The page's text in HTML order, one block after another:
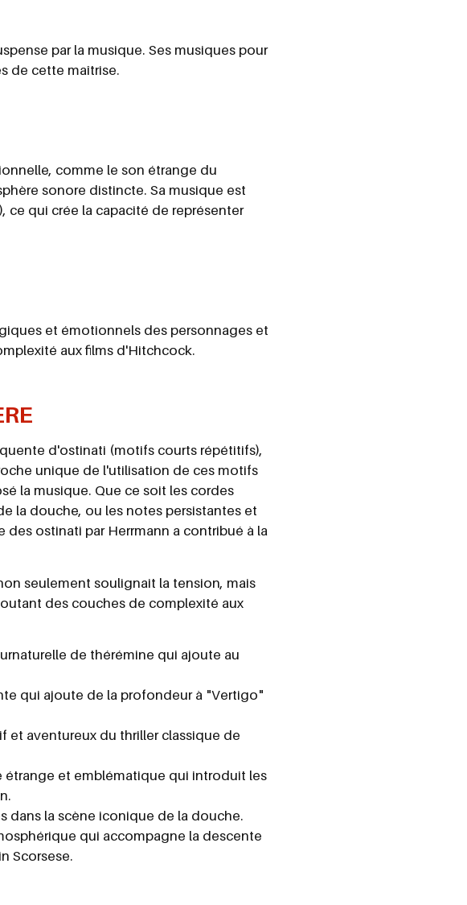
par la musique. Ses musiques pour
de cette maîtrise.
comme le son étrange du
sonore distincte. Sa musique est
qui crée la capacité de représenter
et émotionnels des personnages et
aux films d'Hitchcock.
d'ostinati (motifs courts répétitifs),
unique de l'utilisation de ces motifs
la musique. Que ce soit les cordes
la douche, ou les notes persistantes et
ostinati par Herrmann a contribué à la
seulement soulignait la tension, mais
des couches de complexité aux
de thérémine qui ajoute au
qui ajoute de la profondeur à "Vertigo"
et aventureux du thriller classique de
étrange et emblématique qui introduit les
dans la scène iconique de la douche.
qui accompagne la descente
Scorsese.